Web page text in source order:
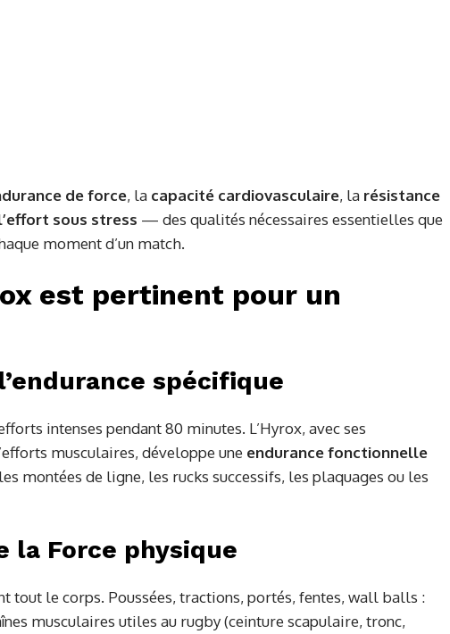
de force, la capacité cardiovasculaire, la résistance
sous stress — des qualités nécessaires essentielles que
moment d’un match.
est pertinent pour un
spécifique
intenses pendant 80 minutes. L’Hyrox, avec ses
musculaires, développe une endurance fonctionnelle
montées de ligne, les rucks successifs, les plaquages ou les
la Force physique
tout le corps. Poussées, tractions, portés, fentes, wall balls :
musculaires utiles au rugby (ceinture scapulaire, tronc,